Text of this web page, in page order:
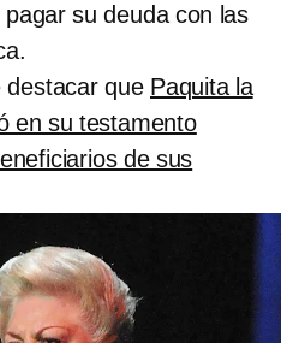
su deuda con las
destacar que Paquita la
en su testamento
de sus